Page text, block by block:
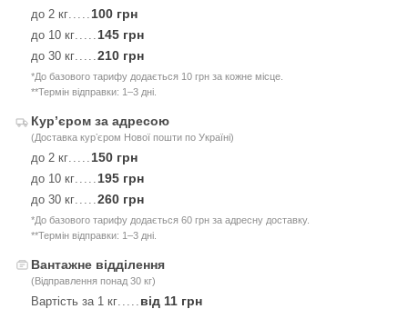
до 2 кг 100 грн
до 10 кг 145 грн
до 30 кг 210 грн
*До базового тарифу додається 10 грн за кожне місце.
**Термін відправки: 1–3 дні.
Курʼєром за адресою
(Доставка курʼєром Нової пошти по Україні)
до 2 кг 150 грн
до 10 кг 195 грн
до 30 кг 260 грн
*До базового тарифу додається 60 грн за адресну доставку.
**Термін відправки: 1–3 дні.
Вантажне відділення
(Відправлення понад 30 кг)
Вартість за 1 кг від 11 грн